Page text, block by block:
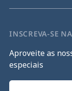
INSCREVA-SE
Aproveite as
especiais